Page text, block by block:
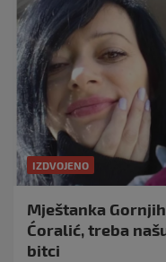
IZDVOJENO
Mještanka
Ćoralić, treba
bitci